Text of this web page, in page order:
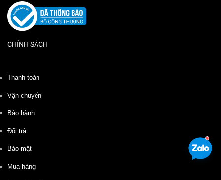
CHÍNH SÁCH
Thanh toán
Vận chuyển
Bảo hành
Đổi trả
Bảo mật
Mua hàng